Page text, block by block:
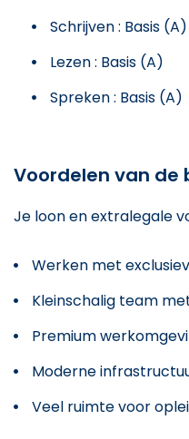
Schrijven : Basis (A)
Lezen : Basis (A)
Spreken : Basis (A)
Voordelen van de
Je loon en extralegale
Werken met
Kleinschalig team
Premium
Moderne
Veel ruimte voor